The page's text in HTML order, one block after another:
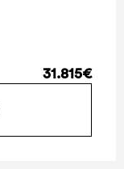
31.815€